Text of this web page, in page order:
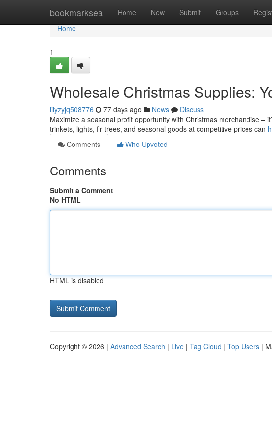
bookmarksea Home New Submit Groups
Home
Home
1
Wholesale Christmas Supplies:
lilyzyjq508776 77 days ago News
Discuss
Maximize a seasonal profit opportunity with Christmas merchandise –
trinkets, lights, fir trees, and seasonal goods at competitive prices can
Comments
Who Upvoted
Comments
Submit a Comment
No HTML
HTML is disabled
Copyright © 2026 | Advanced Search | Live | Tag Cloud | Top Users |